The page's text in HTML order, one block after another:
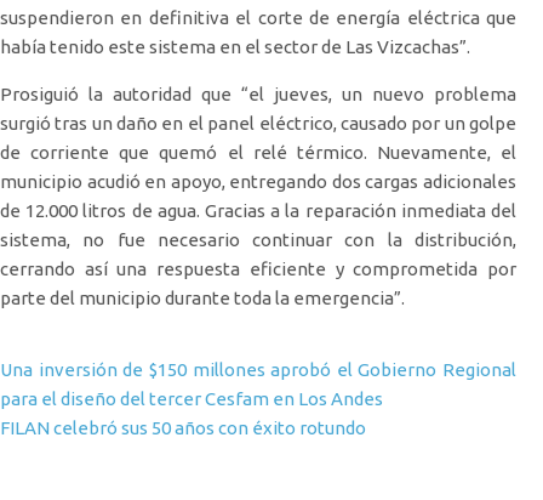
suspendieron en definitiva el corte de energía eléctrica que
había tenido este sistema en el sector de Las Vizcachas”.
Prosiguió la autoridad que “el jueves, un nuevo problema
surgió tras un daño en el panel eléctrico, causado por un golpe
de corriente que quemó el relé térmico. Nuevamente, el
municipio acudió en apoyo, entregando dos cargas adicionales
de 12.000 litros de agua. Gracias a la reparación inmediata del
sistema, no fue necesario continuar con la distribución,
cerrando así una respuesta eficiente y comprometida por
parte del municipio durante toda la emergencia”.
Navegación de entradas
Una inversión de $150 millones aprobó el Gobierno Regional
para el diseño del tercer Cesfam en Los Andes
FILAN celebró sus 50 años con éxito rotundo